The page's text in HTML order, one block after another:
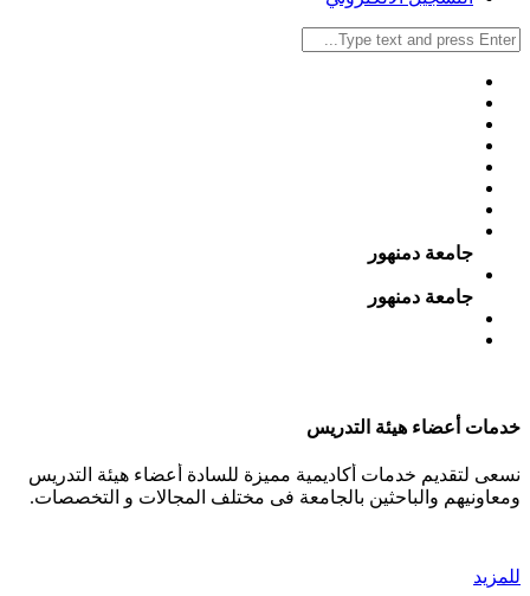
جامعة دمنهور
جامعة دمنهور
خدمات أعضاء هيئة التدريس
نسعى لتقديم خدمات أكاديمية مميزة للسادة أعضاء هيئة التدريس
ومعاونيهم والباحثين بالجامعة فى مختلف المجالات و التخصصات.
للمزيد